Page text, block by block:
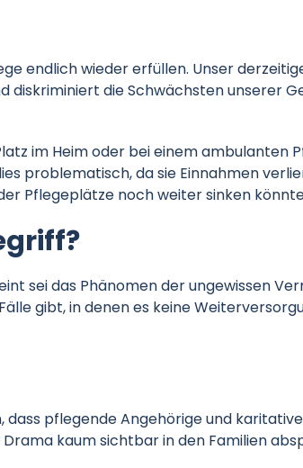
endlich wieder erfüllen. Unser
die Schwächsten unserer
im Heim oder bei einem ambulanten
problematisch, da sie Einnahmen
Pflegeplätze noch weiter sinken
sei das Phänomen der ungewissen
gibt, in denen es keine
pflegende Angehörige und
kaum sichtbar in den Familien